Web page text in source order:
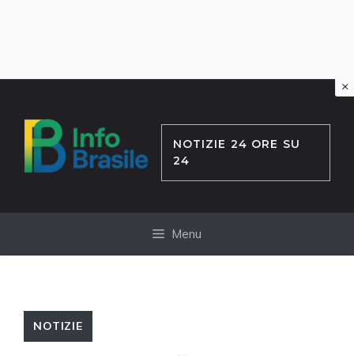
contenuto
NOTIZIE 24 ORE SU
24
Menu
NOTIZIE
×